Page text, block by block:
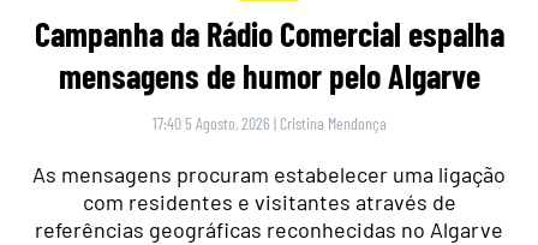
Campanha da Rádio Comercial espalha
mensagens de humor pelo Algarve
17:40 5 Agosto, 2026 | Cristina Mendonça
As mensagens procuram estabelecer uma ligação
com residentes e visitantes através de
referências geográficas reconhecidas no Algarve